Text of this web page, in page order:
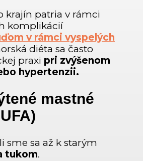
krajín patria v rámci
komplikácií
v rámci vyspelých
diéta sa často
praxi pri zvýšenom
hypertenzii.
mastné
sme sa až k starým
tukom.